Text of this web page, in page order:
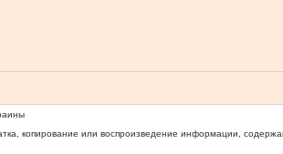
копирование или воспроизведение информации,